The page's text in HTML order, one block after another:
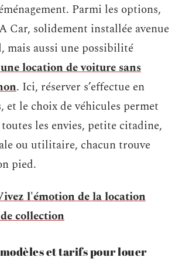
Parmi les options,
Car, solidement installée avenue
mais aussi une possibilité
location de voiture sans
. Ici, réserver s’effectue en
et le choix de véhicules permet
toutes les envies, petite citadine,
ou utilitaire, chacun trouve
pied.
l'émotion de la location
collection
et tarifs pour louer